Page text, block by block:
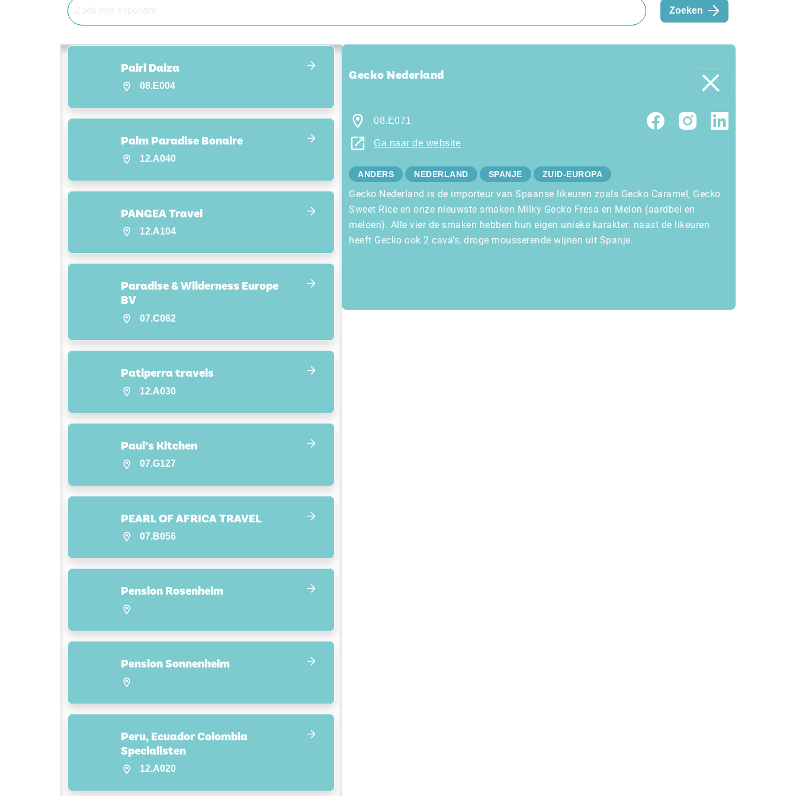
Zoeken
Pairi Daiza
08.E004
Palm Paradise Bonaire
12.A040
PANGEA Travel
12.A104
Paradise & Wilderness Europe
BV
07.C082
Patiperra travels
12.A030
Paul’s Kitchen
07.G127
PEARL OF AFRICA TRAVEL
07.B056
Pension Rosenheim
Pension Sonnenheim
Peru, Ecuador Colombia
Specialisten
12.A020
Gecko Nederland
08.E071
Ga naar de website
ANDERS NEDERLAND SPANJE ZUID-EUROPA
Gecko Nederland is de importeur van Spaanse likeuren zoals Gecko Caramel, Gecko
Sweet Rice en onze nieuwste smaken Milky Gecko Fresa en Melon (aardbei en
meloen). Alle vier de smaken hebben hun eigen unieke karakter. naast de likeuren
heeft Gecko ook 2 cava’s, droge mousserende wijnen uit Spanje.